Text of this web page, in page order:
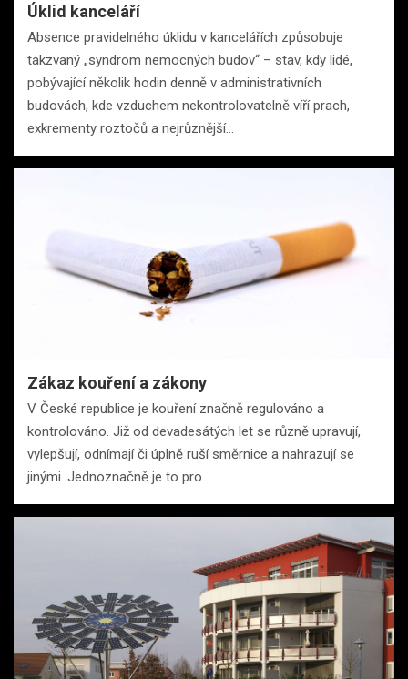
Úklid kanceláří
Absence pravidelného úklidu v kancelářích způsobuje
takzvaný „syndrom nemocných budov“ – stav, kdy lidé,
pobývající několik hodin denně v administrativních
budovách, kde vzduchem nekontrolovatelně víří prach,
exkrementy roztočů a nejrůznější…
Zákaz kouření a zákony
V České republice je kouření značně regulováno a
kontrolováno. Již od devadesátých let se různě upravují,
vylepšují, odnímají či úplně ruší směrnice a nahrazují se
jinými. Jednoznačně je to pro…